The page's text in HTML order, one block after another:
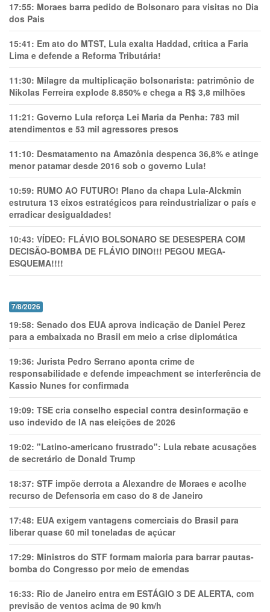
17:55: Moraes barra pedido de Bolsonaro para visitas no Dia
dos Pais
15:41: Em ato do MTST, Lula exalta Haddad, critica a Faria
Lima e defende a Reforma Tributária!
11:30: Milagre da multiplicação bolsonarista: patrimônio de
Nikolas Ferreira explode 8.850% e chega a R$ 3,8 milhões
11:21: Governo Lula reforça Lei Maria da Penha: 783 mil
atendimentos e 53 mil agressores presos
11:10: Desmatamento na Amazônia despenca 36,8% e atinge
menor patamar desde 2016 sob o governo Lula!
10:59: RUMO AO FUTURO! Plano da chapa Lula-Alckmin
estrutura 13 eixos estratégicos para reindustrializar o país e
erradicar desigualdades!
10:43: VÍDEO: FLÁVIO BOLSONARO SE DESESPERA COM
DECISÃO-BOMBA DE FLÁVIO DINO!!! PEGOU MEGA-
ESQUEMA!!!!
7/8/2026
19:58: Senado dos EUA aprova indicação de Daniel Perez
para a embaixada no Brasil em meio a crise diplomática
19:36: Jurista Pedro Serrano aponta crime de
responsabilidade e defende impeachment se interferência de
Kassio Nunes for confirmada
19:09: TSE cria conselho especial contra desinformação e
uso indevido de IA nas eleições de 2026
19:02: "Latino-americano frustrado": Lula rebate acusações
de secretário de Donald Trump
18:37: STF impõe derrota a Alexandre de Moraes e acolhe
recurso de Defensoria em caso do 8 de Janeiro
17:48: EUA exigem vantagens comerciais do Brasil para
liberar quase 60 mil toneladas de açúcar
17:29: Ministros do STF formam maioria para barrar pautas-
bomba do Congresso por meio de emendas
16:33: Rio de Janeiro entra em ESTÁGIO 3 DE ALERTA, com
previsão de ventos acima de 90 km/h